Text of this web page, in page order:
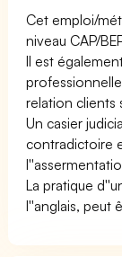
Cet emploi/
niveau CAP/
Il est
relation clients
Un casier
contradictoire
La pratique
l''anglais, peut